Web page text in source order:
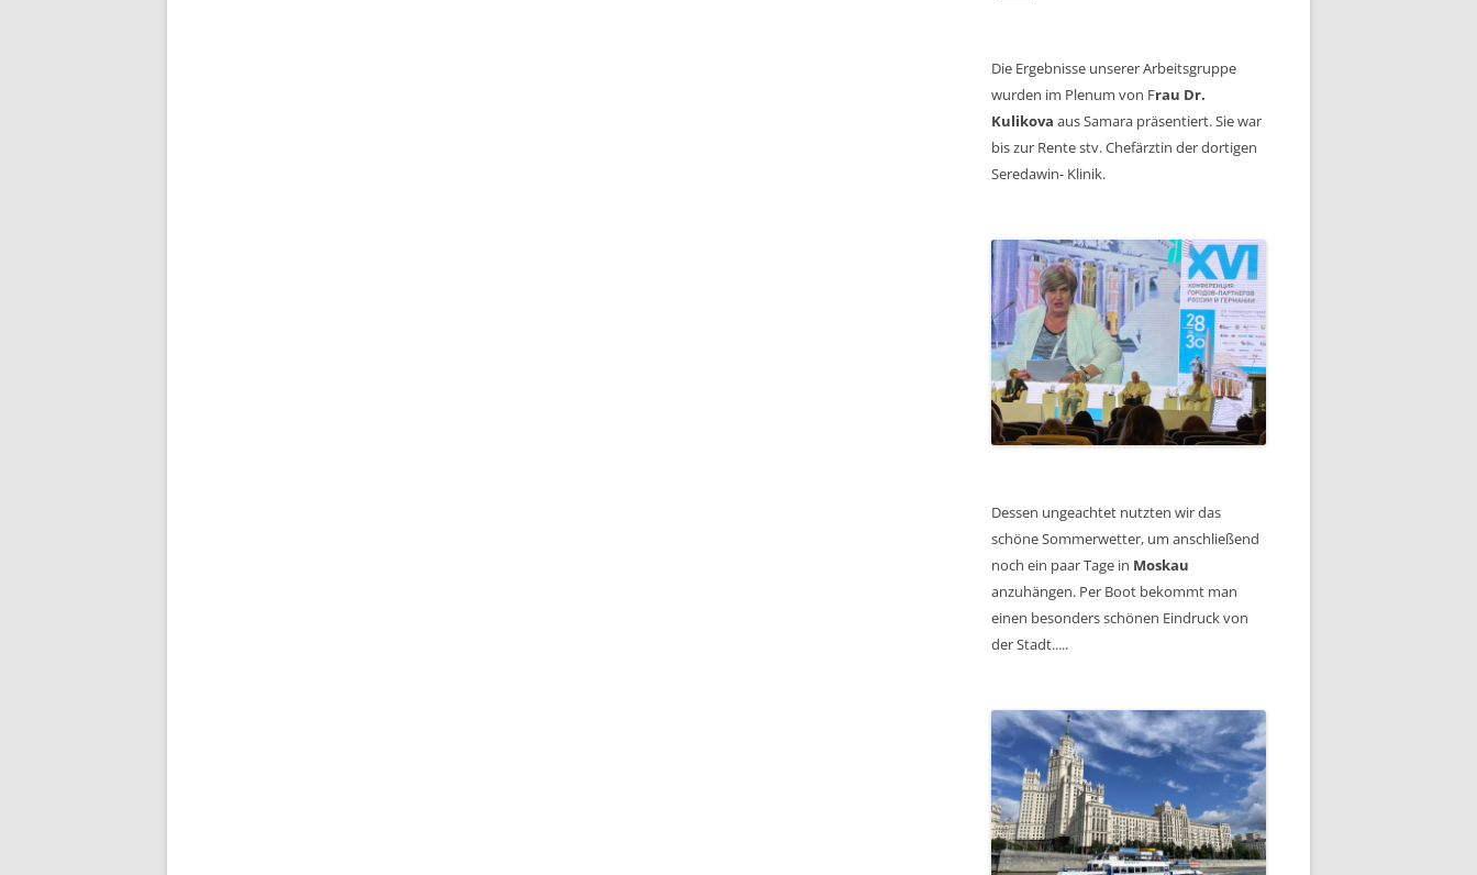
Die Ergebnisse unserer Arbeitsgruppe
wurden im Plenum von Frau Dr.
Kulikova aus Samara präsentiert. Sie war
bis zur Rente stv. Chefärztin der dortigen
Seredawin- Klinik.
Dessen ungeachtet nutzten wir das
schöne Sommerwetter, um anschließend
noch ein paar Tage in Moskau
anzuhängen. Per Boot bekommt man
einen besonders schönen Eindruck von
der Stadt.....